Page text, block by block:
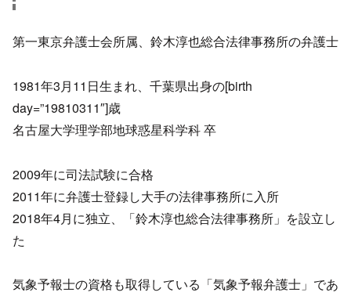
第一東京弁護士会所属、鈴木淳也総合法律事務所の弁護士
1981年3月11日生まれ、千葉県出身の[birth
day=”19810311″]歳
名古屋大学理学部地球惑星科学科 卒
2009年に司法試験に合格
2011年に弁護士登録し大手の法律事務所に入所
2018年4月に独立、「鈴木淳也総合法律事務所」を設立し
た
気象予報士の資格も取得している「気象予報弁護士」であ